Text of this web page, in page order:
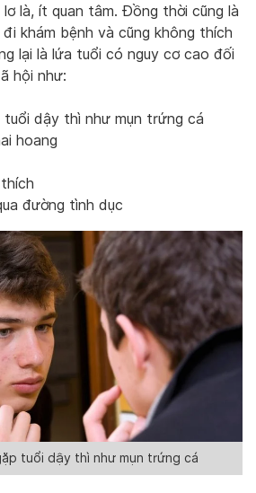
là, ít quan tâm. Đồng thời cũng là
khám bệnh và cũng không thích
lại là lứa tuổi có nguy cơ cao đối
hội như:
tuổi dậy thì như mụn trứng cá
hoang
đường tình dục
tuổi dậy thì như mụn trứng cá